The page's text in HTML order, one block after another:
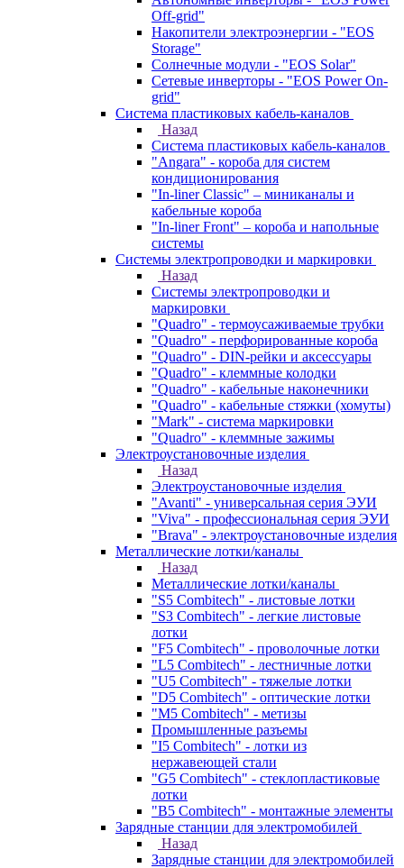
Off-grid"
Накопители электроэнергии - "EOS
Storage"
Солнечные модули - "EOS Solar"
Сетевые инверторы - "EOS Power On-
grid"
Система пластиковых кабель-каналов
Назад
Система пластиковых кабель-каналов
"Angara" - короба для систем
кондиционирования
"In-liner Classic" – миниканалы и
кабельные короба
"In-liner Front" – короба и напольные
системы
Системы электропроводки и маркировки
Назад
Системы электропроводки и
маркировки
"Quadro" - термоусаживаемые трубки
"Quadro" - перфорированные короба
"Quadro" - DIN-рейки и аксессуары
"Quadro" - клеммные колодки
"Quadro" - кабельные наконечники
"Quadro" - кабельные стяжки (хомуты)
"Mark" - система маркировки
"Quadro" - клеммные зажимы
Электроустановочные изделия
Назад
Электроустановочные изделия
"Avanti" - универсальная серия ЭУИ
"Viva" - профессиональная серия ЭУИ
"Brava" - электроустановочные изделия
Металлические лотки/каналы
Назад
Металлические лотки/каналы
"S5 Combitech" - листовые лотки
"S3 Combitech" - легкие листовые
лотки
"F5 Combitech" - проволочные лотки
"L5 Combitech" - лестничные лотки
"U5 Combitech" - тяжелые лотки
"D5 Combitech" - оптические лотки
"M5 Combitech" - метизы
Промышленные разъемы
"I5 Combitech" - лотки из
нержавеющей стали
"G5 Combitech" - стеклопластиковые
лотки
"B5 Combitech" - монтажные элементы
Зарядные станции для электромобилей
Назад
Зарядные станции для электромобилей